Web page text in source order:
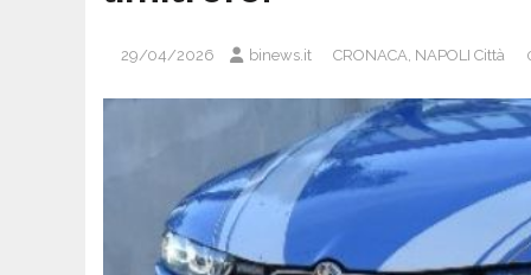
29/04/2026 binews.it CRONACA, NAPOLI Città